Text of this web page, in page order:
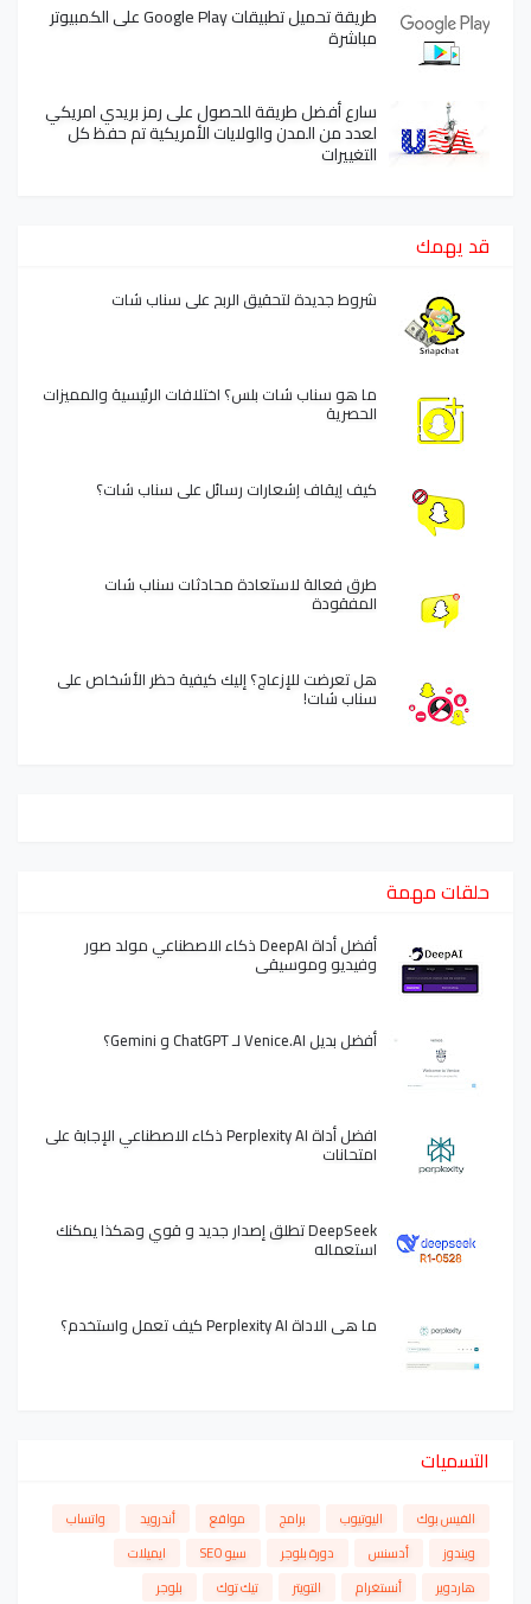
طريقة تحميل تطبيقات Google Play على الكمبيوتر
مباشرة
سارع أفضل طريقة للحصول على رمز بريدي امريكي
لعدد من المدن والولايات الأمريكية تم حفظ كل
التغييرات
قد يهمك
شروط جديدة لتحقيق الربح على سناب شات
ما هو سناب شات بلس؟ اختلافات الرئيسية والمميزات
الحصرية
كيف إيقاف إشعارات رسائل على سناب شات؟
طرق فعالة لاستعادة محادثات سناب شات
المفقودة
هل تعرضت للإزعاج؟ إليك كيفية حظر الأشخاص على
سناب شات!
حلقات مهمة
أفضل أداة DeepAI ذكاء الاصطناعي مولد صور
وفيديو وموسيقى
أفضل بديل Venice.AI لـ ChatGPT و Gemini؟
افضل أداة Perplexity AI ذكاء الاصطناعي الإجابة على
امتحانات
DeepSeek تطلق إصدار جديد و قوي وهكذا يمكنك
استعماله
ما هي الاداة Perplexity AI كيف تعمل واستخدم؟
التسميات
الفيس بوك اليوتيوب برامج مواقع أندرويد
واتساب
ويندوز
أدسنس دورة بلوجر سيو SEO
ايميلات
هاردوير
أنستغرام التويتر تيك توك بلوجر